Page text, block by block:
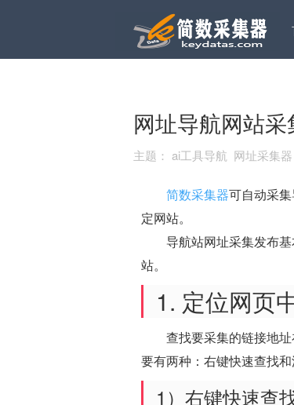
网址导航网站
主题： ai工具导航 网址采集
简数采集器可自动采
定网站。
导航站网址采集发布
站。
1. 定位网页
查找要采集的链接地
要有两种：右键快速查找和
1）右键快速查